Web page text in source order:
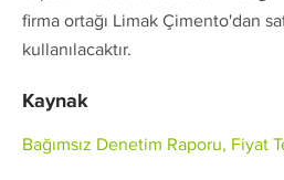
firma ortağı Limak Çimento'dan
kullanılacaktır.
Kaynak
Bağımsız Denetim Raporu, Fiyat